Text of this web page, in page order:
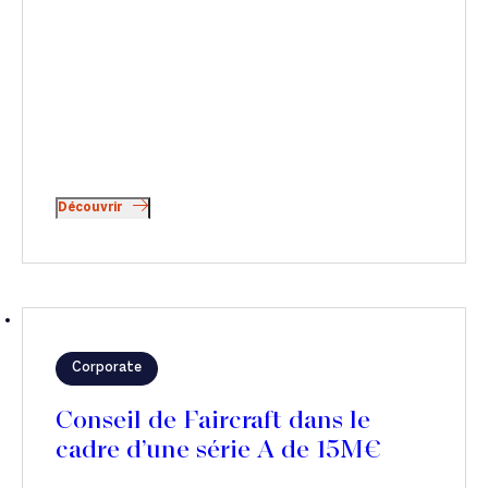
Découvrir
Corporate
Conseil de Faircraft dans le
cadre d’une série A de 15M€